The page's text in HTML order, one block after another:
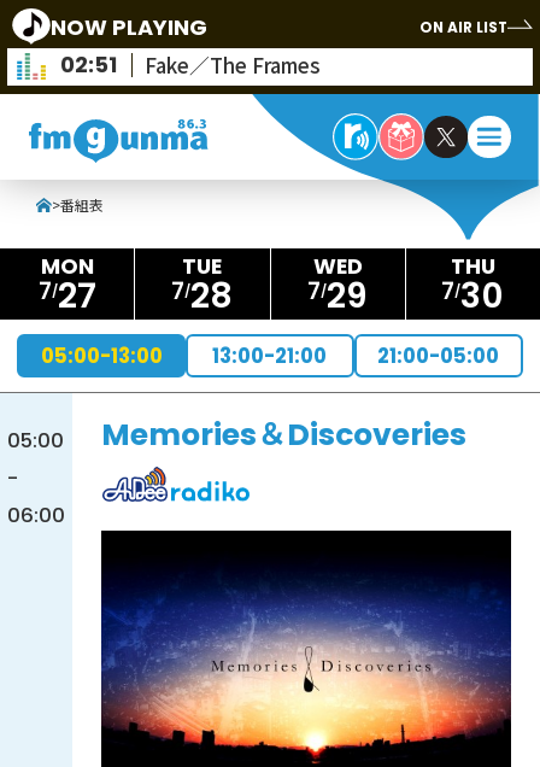
NOW PLAYING ON AIR LIST
02:51 Fake／The Frames
>番組表
7 27 7 28 7 29 7 30
05:00-13:00 13:00-21:00 21:00-05:00
05:00
-
06:00
Memories＆Discoveries